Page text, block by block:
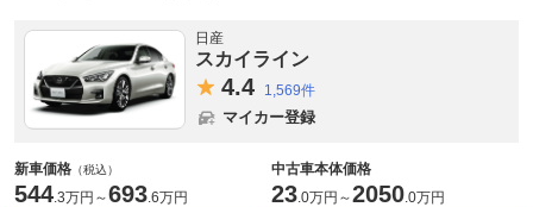
日産
スカイライン
4.4 1,569件
マイカー登録
新車価格 （税込）
544.3万円 ～693.6万円
中古車本体価格
23.0万円 ～2050.0万円